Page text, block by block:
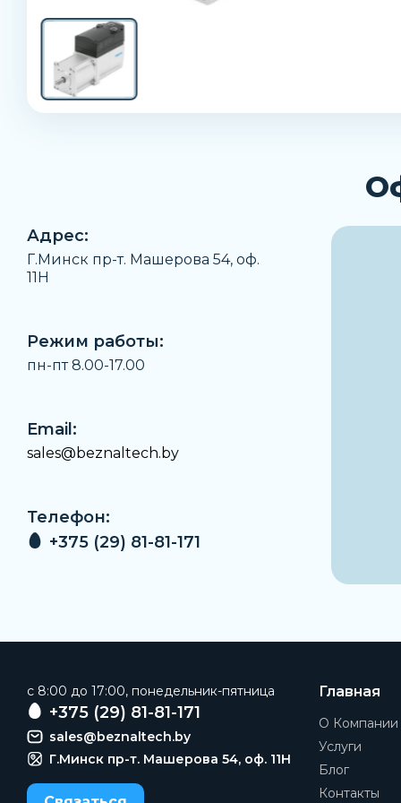
Адрес:
Г.Минск пр-т. Машерова 54, оф.
11H
Режим работы:
пн-пт 8.00-17.00
Email:
sales@beznaltech.by
Телефон:
+375 (29) 81-81-171
c 8:00 до 17:00, понедельник-пятница
+375 (29) 81-81-171
sales@beznaltech.by
Г.Минск пр-т. Машерова 54, оф. 11H
Главная
О Компании
Услуги
Блог
Контакты